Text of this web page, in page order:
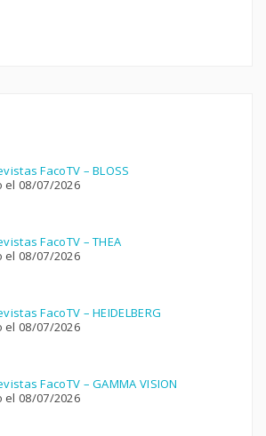
FacoTV – BLOSS
el 08/07/2026
FacoTV – THEA
el 08/07/2026
FacoTV – HEIDELBERG
el 08/07/2026
FacoTV – GAMMA VISION
el 08/07/2026